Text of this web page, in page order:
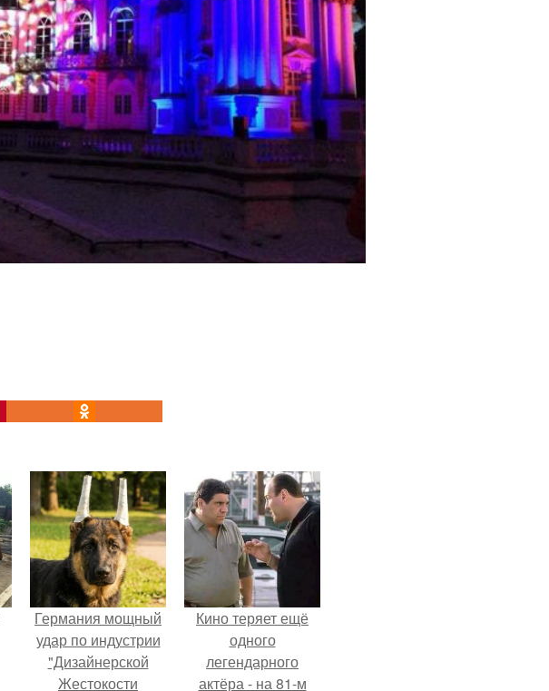
Германия мощный
удар по индустрии
"Дизайнерской
Жестокости
Кино теряет ещё
одного
легендарного
актёра - на 81-м